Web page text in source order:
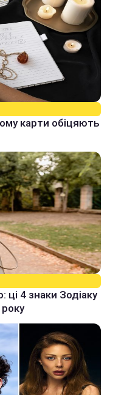
карти обіцяють
4 знаки Зодіаку